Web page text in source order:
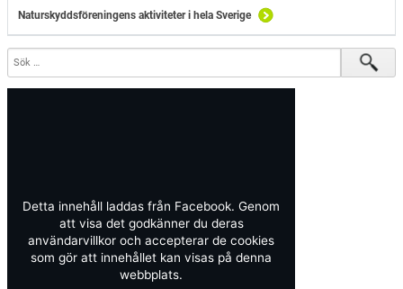
Naturskyddsföreningens aktiviteter i hela Sverige
Detta innehåll laddas från Facebook. Genom
att visa det godkänner du deras
användarvillkor och accepterar de cookies
som gör att innehållet kan visas på denna
webbplats.